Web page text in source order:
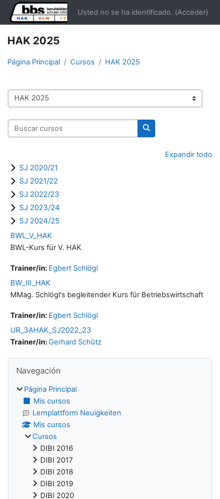
Salta al contenido principal
Usted no se ha identificado. (Acceder)
HAK 2025
Página Principal Cursos HAK 2025
Categorías
Buscar cursos
Buscar cursos
Expandir todo
SJ 2020/21
SJ 2021/22
SJ 2022/23
SJ 2023/24
SJ 2024/25
BWL_V_HAK
BWL-Kurs für V. HAK
Trainer/in: Egbert Schlögl
BW_III_HAK
MMag. Schlögl's begleitender Kurs für Betriebswirtschaft
Trainer/in: Egbert Schlögl
UR_3AHAK_SJ2022_23
Trainer/in:Gerhard Schütz
Bloques
Navegación
Página Principal
Mis cursos
Lernplattform Neuigkeiten
Mis cursos
Cursos
DIBI 2016
DIBI 2017
DIBI 2018
DIBI 2019
DIBI 2020